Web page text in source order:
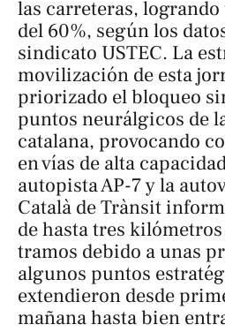
las carreteras,
del 60%, según los
sindicato USTEC. La
movilización de esta
priorizado el bloqueo
puntos neurálgicos de
catalana, provocando
en vías de alta
autopista AP-7 y la
Català de Trànsit
de hasta tres
tramos debido a unas
algunos puntos
extendieron desde
mañana hasta bien